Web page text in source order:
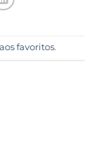
favoritos.